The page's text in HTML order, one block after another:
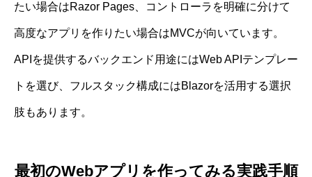
たい場合はRazor Pages、コントローラを明確に分けて
高度なアプリを作りたい場合はMVCが向いています。
APIを提供するバックエンド用途にはWeb APIテンプレー
トを選び、フルスタック構成にはBlazorを活用する選択
肢もあります。
最初のWebアプリを作ってみる実践手順